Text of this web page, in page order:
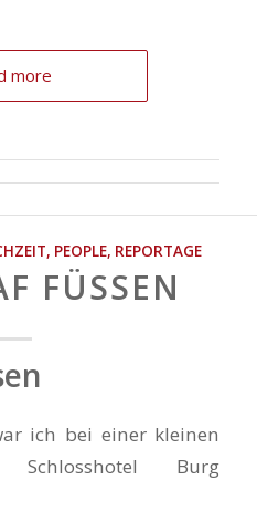
more
, PEOPLE, REPORTAGE
FÜSSEN
ich bei einer kleinen
Burg